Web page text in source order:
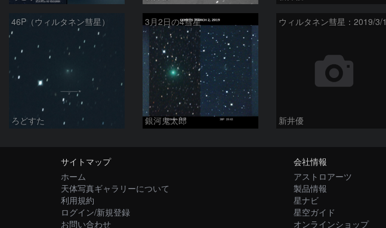
46P（ウィルタネン彗星）
ろどすた
3月2日の4彗星
銀河鬼太郎
ウィルタネン彗星：2019/3/1
新井優
サイトマップ
ホーム
天体写真ギャラリーについて
利用規約
ログイン/新規登録
お問い合わせ
会社情報
アストロアーツ
製品情報
星ナビ
星空ガイド
オンラインショップ